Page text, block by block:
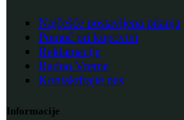
Najčešće postavljena pitanja
Pomoć pri kupovini
Reklamacije
Radno Vreme
Kontaktirajte nas
Informacije